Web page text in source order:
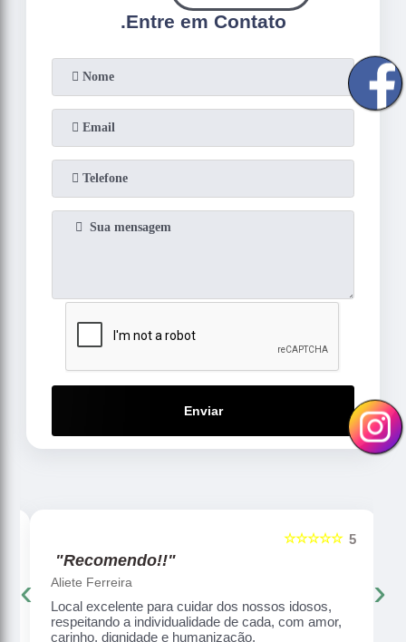
.Entre em Contato
Enviar
5
☆☆☆☆☆
"Recomendo!!"
Aliete Ferreira
Local excelente para cuidar dos nossos idosos,
respeitando a individualidade de cada, com amor,
carinho, dignidade e humanização.
‹ ›